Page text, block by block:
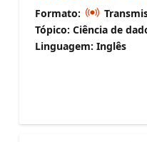
Formato:
Tópico: Ciência de
Linguagem: Inglês